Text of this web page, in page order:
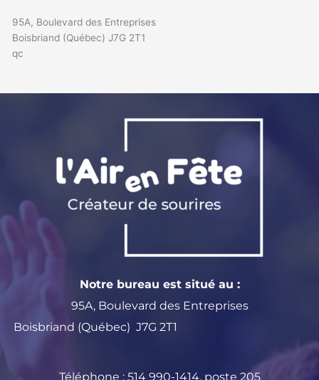
95A, Boulevard des Entreprises
Boisbriand (Québec) J7G 2T1
qc
Notre bureau est situé au :
95A, Boulevard des Entreprises
Boisbriand (Québec) J7G 2T1
Téléphone : 514 990-1414, poste 205